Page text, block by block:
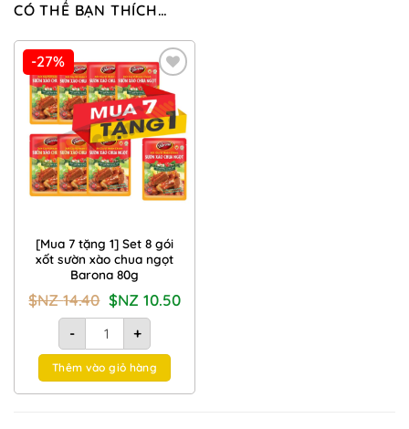
CÓ THỂ BẠN THÍCH…
-27%
Add to
Wishlist
[Mua 7 tặng 1] Set 8 gói
xốt sườn xào chua ngọt
Barona 80g
$NZ14.40 Giá
gốc
là:
$NZ
14.40.
$NZ 10.50Giá
hiện
-
[Mua 7 tặng 1] Set 8 gói xốt sườn xào chua ngọt Barona 80g
+
Thêm vào giỏ hàng